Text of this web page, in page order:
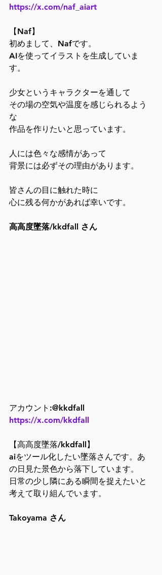
https://x.com/naf_aiart
【Naf】
初めまして、Nafです。
AIを使ってイラストを生成していま
す。
少女というキャラクターを通して
その場の空気や温度を感じられるよう
な
作品を作りたいと思っています。
人には色々な感情があって
背景には必ずその理由があります。
皆さんの目に触れた時に
心に残る何かがあれば幸いです。
高高度墜落/kkdfall さん
アカウント:@kkdfall
https://x.com/kkdfall
【高高度墜落/kkdfall】
aiをツール化したい墜落さんです。あ
の日見た景色から落下しています。
日常の少し隣にある瞬間を捉えたいと
考えて取り組んでいます。
Takoyama さん